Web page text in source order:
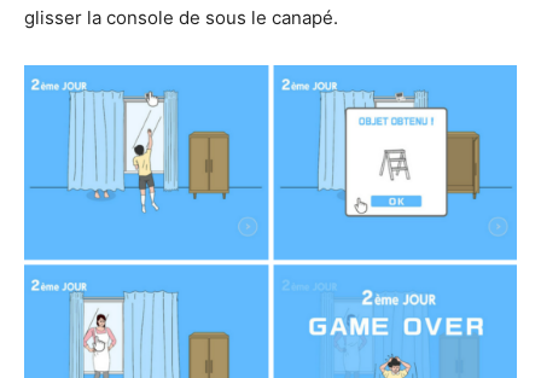
glisser la console de sous le canapé.